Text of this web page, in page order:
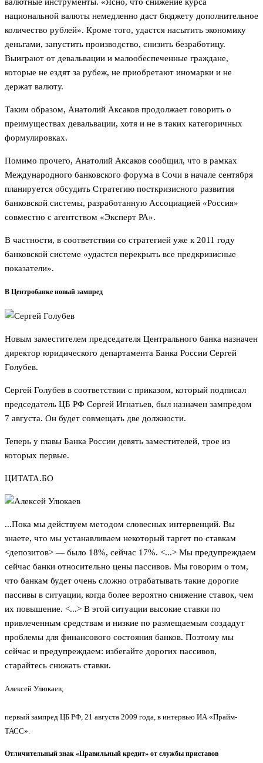
национальной валюты немедленно даст бюджету дополнительное
количество рублей». Кроме того, удастся насытить экономику
деньгами, запустить производство, снизить безработицу.
Выиграют от девальвации и малообеспеченные граждане,
которые не ездят за рубеж, не приобретают иномарки и не
держат валюту.
Таким образом, Анатолий Аксаков продолжает говорить о
преимуществах девальвации, хотя и не в таких категоричных
формулировках.
Помимо прочего, Анатолий Аксаков сообщил, что в рамках
Международного банковского форума в Сочи в начале сентября
планируется обсудить Стратегию посткризисного развития
банковской системы, разработанную Ассоциацией «Россия»
совместно с агентством «Эксперт РА».
В частности, в соответствии со стратегией уже к 2011 году
банковской системе «удастся перекрыть все предкризисные
показатели».
В Центробанке новый зампред
Новым заместителем председателя Центрального банка назначен
директор юридического департамента Банка России Сергей
Голубев.
Сергей Голубев в соответствии с приказом, который подписал
председатель ЦБ РФ Сергей Игнатьев, был назначен зампредом
7 августа. Он будет совмещать две должности.
Теперь у главы Банка России девять заместителей, трое из
которых первые.
ЦИТАТА.БО
...Пока мы действуем методом словесных интервенций. Вы
знаете, что мы устанавливаем некоторый таргет по ставкам
<депозитов> — было 18%, сейчас 17%. <...> Мы предупреждаем
сейчас банки относительно цены пассивов. Мы говорим о том,
что банкам будет очень сложно отрабатывать такие дорогие
пассивы в ситуации, когда более вероятно снижение ставок, чем
их повышение. <...> В этой ситуации высокие ставки по
привлеченным средствам и низкие по размещаемым создадут
проблемы для финансового состояния банков. Поэтому мы
сейчас и предупреждаем: избегайте дорогих пассивов,
старайтесь снижать ставки.
Алексей Улюкаев,
первый зампред ЦБ РФ, 21 августа 2009 года, в интервью ИА «Прайм-
ТАСС».
Отличительный знак «Правильный кредит» от службы приставов